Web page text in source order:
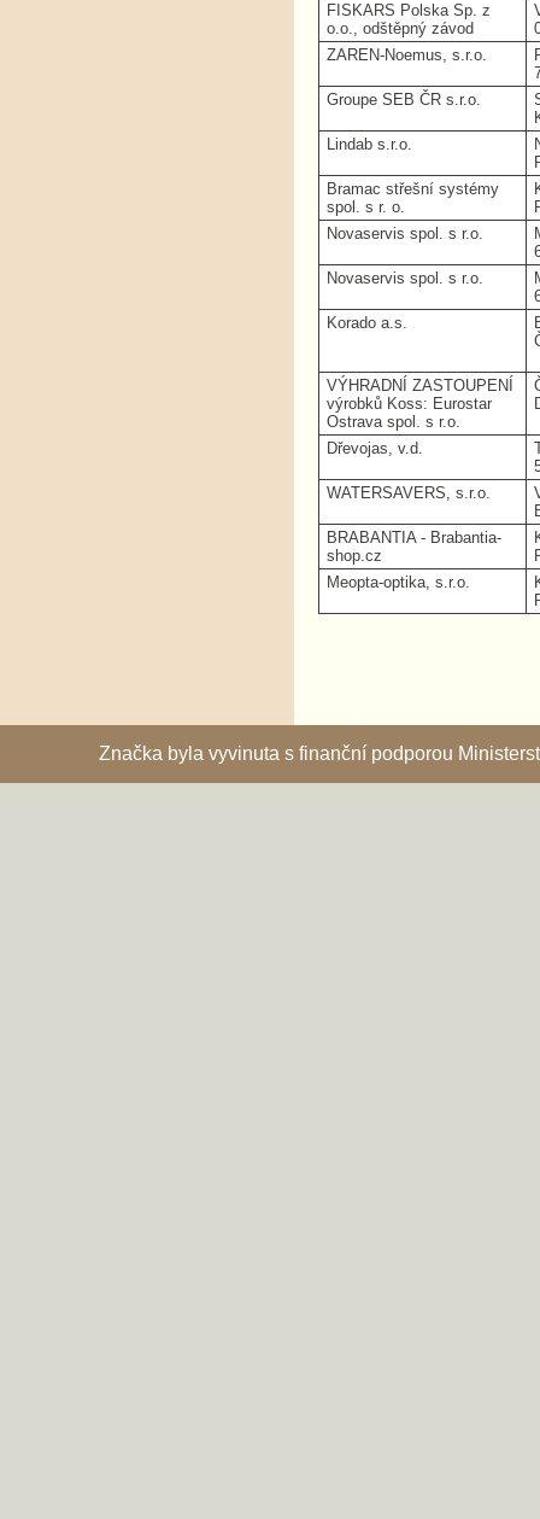
FISKARS Polska Sp. z
o.o., odštěpný závod
ZAREN-Noemus, s.r.o.
Groupe SEB ČR s.r.o.
Lindab s.r.o.
Bramac střešní systémy
spol. s r. o.
Novaservis spol. s r.o.
Novaservis spol. s r.o.
Korado a.s.
VÝHRADNÍ ZASTOUPENÍ
výrobků Koss: Eurostar
Ostrava spol. s r.o.
Dřevojas, v.d.
WATERSAVERS, s.r.o.
BRABANTIA - Brabantia-
shop.cz
Meopta-optika, s.r.o.
Značka byla vyvinuta s finanční podporou